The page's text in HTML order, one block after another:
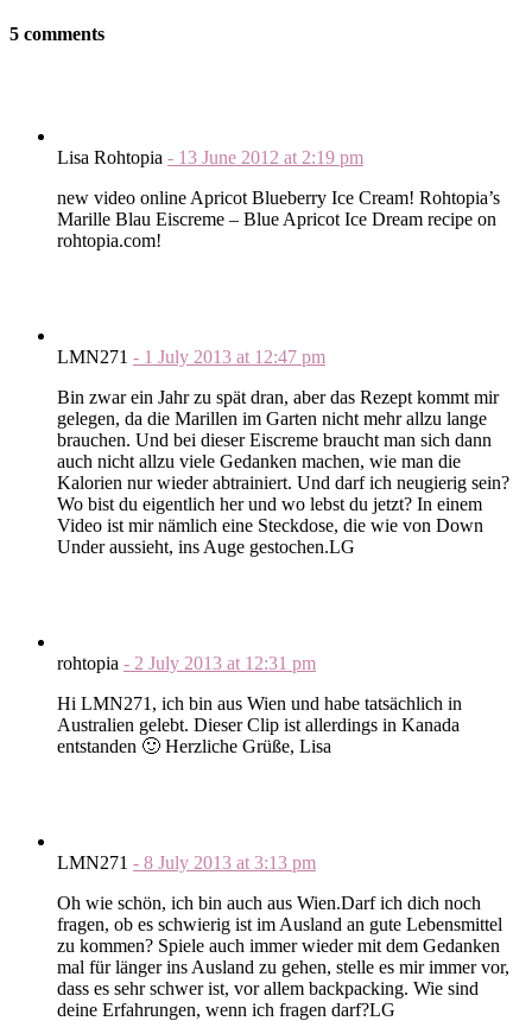
5 comments
Lisa Rohtopia - 13 June 2012 at 2:19 pm
new video online Apricot Blueberry Ice Cream! Rohtopia’s
Marille Blau Eiscreme – Blue Apricot Ice Dream recipe on
rohtopia.com!
LMN271 - 1 July 2013 at 12:47 pm
Bin zwar ein Jahr zu spät dran, aber das Rezept kommt mir
gelegen, da die Marillen im Garten nicht mehr allzu lange
brauchen. Und bei dieser Eiscreme braucht man sich dann
auch nicht allzu viele Gedanken machen, wie man die
Kalorien nur wieder abtrainiert. Und darf ich neugierig sein?
Wo bist du eigentlich her und wo lebst du jetzt? In einem
Video ist mir nämlich eine Steckdose, die wie von Down
Under aussieht, ins Auge gestochen.LG
rohtopia - 2 July 2013 at 12:31 pm
Hi LMN271, ich bin aus Wien und habe tatsächlich in
Australien gelebt. Dieser Clip ist allerdings in Kanada
entstanden 🙂 Herzliche Grüße, Lisa
LMN271 - 8 July 2013 at 3:13 pm
Oh wie schön, ich bin auch aus Wien.Darf ich dich noch
fragen, ob es schwierig ist im Ausland an gute Lebensmittel
zu kommen? Spiele auch immer wieder mit dem Gedanken
mal für länger ins Ausland zu gehen, stelle es mir immer vor,
dass es sehr schwer ist, vor allem backpacking. Wie sind
deine Erfahrungen, wenn ich fragen darf?LG